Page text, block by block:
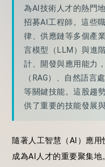
為AI技術人才的熱門
招募AI工程師。這些
律、供應鏈等多個產
言模型（LLM）與進
計、開發與應用能力
（RAG）、自然語言
等關鍵技能。這股趨
供了重要的技能發展
隨著人工智慧（AI）應
成為AI人才的重要聚集